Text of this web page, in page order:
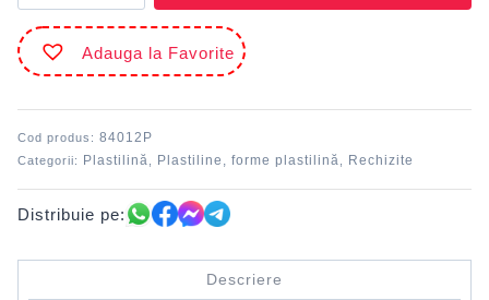
12x15
g
Pastel
ECADA
Adauga la Favorite
Cod produs: 84012P
Categorii: Plastilină, Plastiline, forme plastilină, Rechizite
Distribuie pe:
Descriere